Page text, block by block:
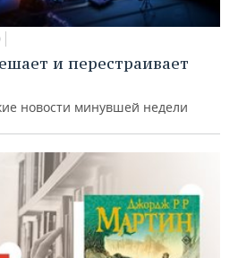
и перестраивает
новости минувшей недели